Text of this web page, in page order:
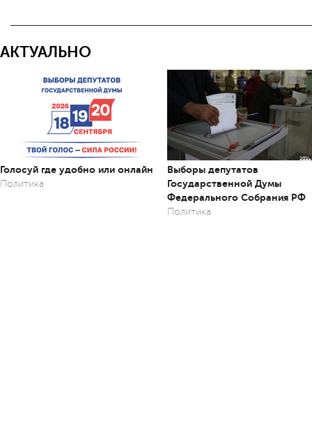
АКТУАЛЬНО
Голосуй где удобно или онлайн
Политика
Выборы депутатов
Государственной Думы
Федерального Собрания РФ
Политика